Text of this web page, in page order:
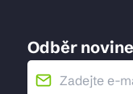
Odběr